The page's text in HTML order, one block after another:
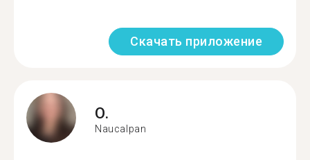
Скачать приложение
O.
Naucalpan